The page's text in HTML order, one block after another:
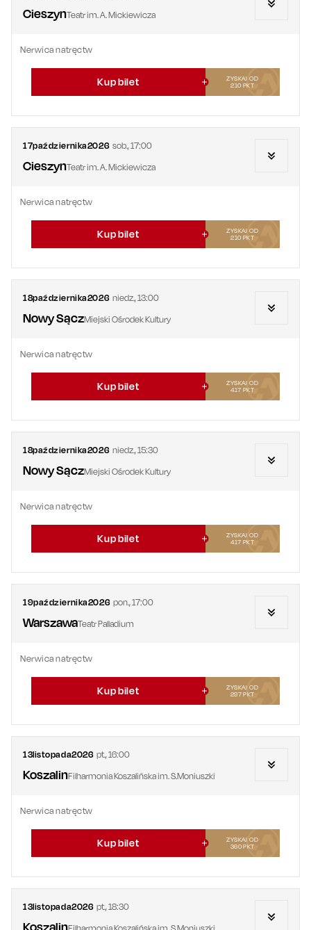
CieszynTeatr im. A. Mickiewicza
Nerwica natręctw
Kup bilet
ZYSKAJ OD
210 PKT
17października2026 sob.,17:00
CieszynTeatr im. A. Mickiewicza
Nerwica natręctw
Kup bilet
ZYSKAJ OD
210 PKT
18października2026 niedz.,13:00
Nowy SączMiejski Ośrodek Kultury
Nerwica natręctw
Kup bilet
ZYSKAJ OD
417 PKT
18października2026 niedz.,15:30
Nowy SączMiejski Ośrodek Kultury
Nerwica natręctw
Kup bilet
ZYSKAJ OD
417 PKT
19października2026 pon.,17:00
WarszawaTeatr Palladium
Nerwica natręctw
Kup bilet
ZYSKAJ OD
297PKT
13listopada2026 pt.,16:00
KoszalinFilharmonia Koszalińska im. S.Moniuszki
Nerwica natręctw
Kup bilet
ZYSKAJ OD
360PKT
13listopada2026 pt.,18:30
Koszalin